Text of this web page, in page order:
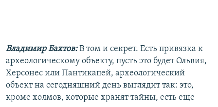
Владимир Бахтов:В том и секрет. Есть привязка к
археологическому объекту, пусть это будет Ольвия,
Херсонес или Пантикапей, археологический
объект на сегодняшний день выглядит так: это,
кроме холмов, которые хранят тайны, есть еще